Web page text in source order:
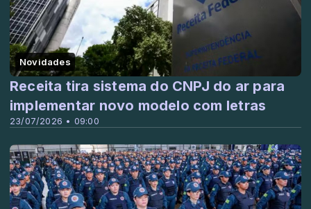
Novidades
23/07/2026 • 09:00
Receita tira sistema do CNPJ do ar para
implementar novo modelo com letras